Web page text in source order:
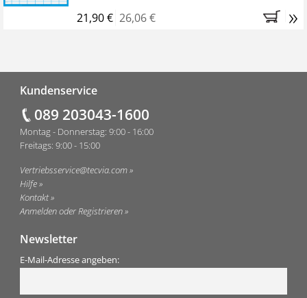
21,90 € 26,06 € »
Kundenservice
089 203043-1600
Montag - Donnerstag: 9:00 - 16:00
Freitags: 9:00 - 15:00
Vertriebsservice@tecvia.com
Hilfe
Kontakt
Anmelden oder Registrieren
Newsletter
E-Mail-Adresse angeben: